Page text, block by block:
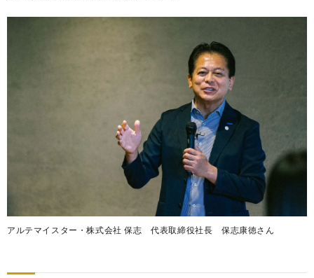
アルテマイスター・株式会社 保志 代表取締役社長 保志康徳さん